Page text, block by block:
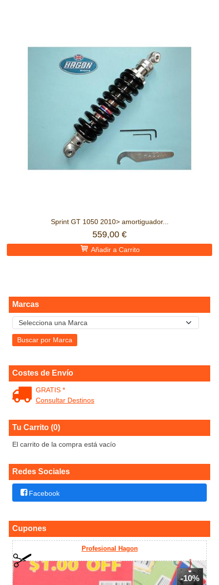
Marcas
Costes de Envío
GRATIS *
Consultar Destinos
Tu Carrito (0)
El carrito de la compra está vacío
Redes Sociales
Facebook
Cupones
Profesional Hagon
-10%
Sprint GT 1050 2010> amortiguador...
559,00 €
Añadir a Carrito